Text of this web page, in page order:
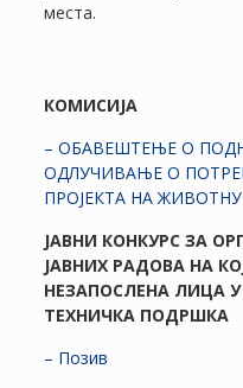
места.
КОМИСИЈА
– ОБАВЕШТЕЊЕ О
ОДЛУЧИВАЊЕ О
ПРОЈЕКТА НА
ЈАВНИ КОНКУРС ЗА
ЈАВНИХ РАДОВА НА
НЕЗАПОСЛЕНА ЛИЦА У
ТЕХНИЧКА ПОДРШКА
– Позив